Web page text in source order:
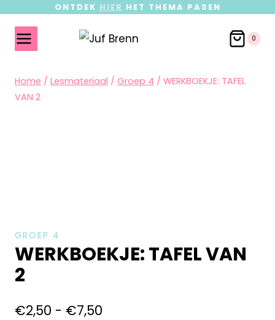
ONTDEK HIER HET THEMA PASEN
0
Home / Lesmateriaal / Groep 4 / WERKBOEKJE: TAFEL
VAN 2
GROEP 4
WERKBOEKJE: TAFEL VAN
2
€2,50 - €7,50